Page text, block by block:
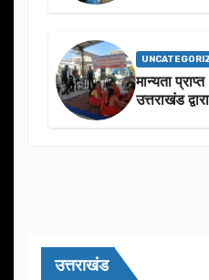
मान्यता
उत्तराखंड
उत्तराखंड